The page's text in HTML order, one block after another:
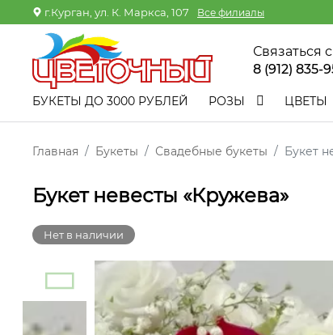
г.Курган, ул. К. Маркса, 107 Все филиалы
Связаться
8 (912) 835-
БУКЕТЫ ДО 3000 РУБЛЕЙ РОЗЫ ЦВЕТЫ
Главная Букеты Свадебные букеты Букет
Букет невесты «Кружева»
Нет в наличии